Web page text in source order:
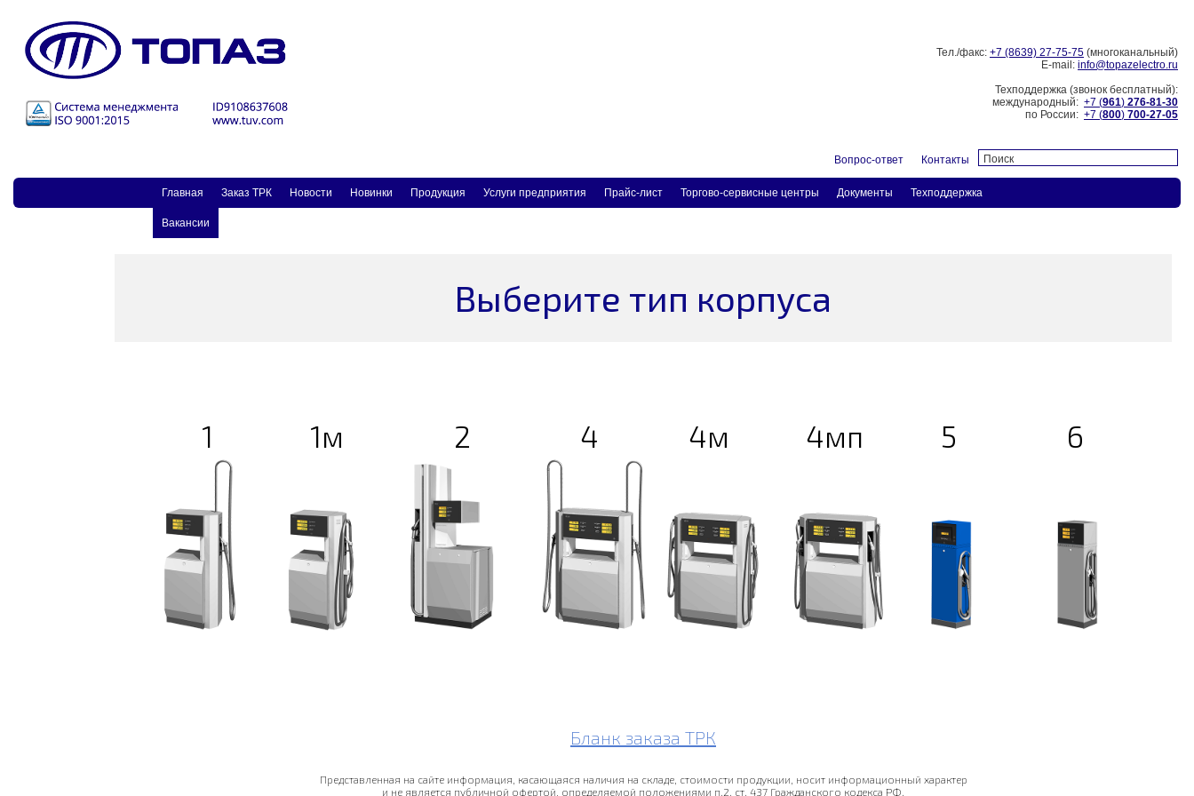
Тел./факс: +7 (8639) 27-75-75 (многоканальный)
E-mail: info@topazelectro.ru
Техподдержка (звонок бесплатный):
международный: +7 (961) 276-81-30
по России: +7 (800) 700-27-05
Контакты
Вопрос-ответ
Главная Заказ ТPК Новости Новинки Продукция Услуги предприятия Прайс-лист Торгово-сервисные центры Документы Техподдержка
Вакансии